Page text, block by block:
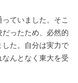
ていました。そこ
ったため、必然的
た。自分は実力で
んとなく東大を受